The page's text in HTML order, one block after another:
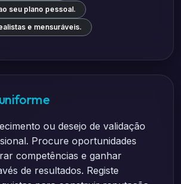
seu plano pessoal.
e mensuráveis.
ou desejo de validação
Procure oportunidades
competências e ganhar
de resultados. Registe